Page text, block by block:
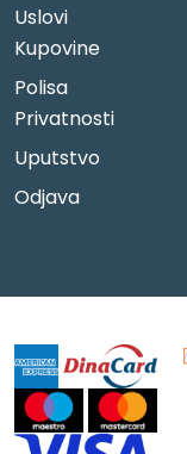
Uslovi
Kupovine
Polisa
Privatnosti
Uputstvo
Odjava